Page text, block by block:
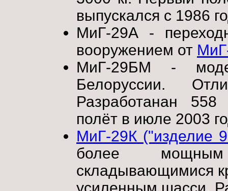
выпускался с 1986
МиГ-29А -
вооружением от
МиГ-29БМ -
Белоруссии.
Разработанан
полёт в июле 2003
МиГ-29К ("изделие
более
складывающимися